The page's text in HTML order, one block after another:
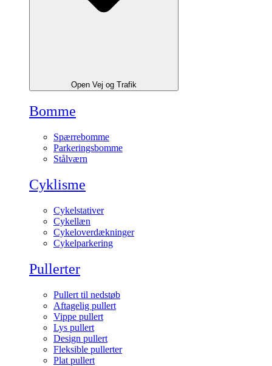
Open Vej og Trafik
Bomme
Spærrebomme
Parkeringsbomme
Stålværn
Cyklisme
Cykelstativer
Cykellæn
Cykeloverdækninger
Cykelparkering
Pullerter
Pullert til nedstøb
Aftagelig pullert
Vippe pullert
Lys pullert
Design pullert
Fleksible pullerter
Plat pullert